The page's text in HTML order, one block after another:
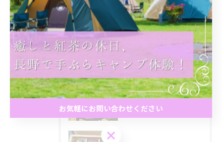
最近の投稿
Posts
2026/05/16
お気軽にお問い合わせください
お気軽にお問い合わせください